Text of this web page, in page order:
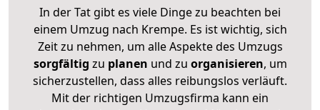
In der Tat gibt es viele Dinge zu beachten bei
einem Umzug nach Krempe. Es ist wichtig, sich
Zeit zu nehmen, um alle Aspekte des Umzugs
sorgfältig zu planen und zu organisieren, um
sicherzustellen, dass alles reibungslos verläuft.
Mit der richtigen Umzugsfirma kann ein